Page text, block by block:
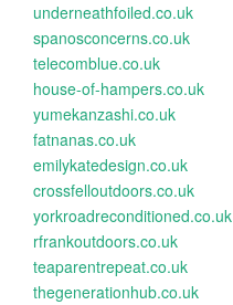
underneathfoiled.co.uk
spanosconcerns.co.uk
telecomblue.co.uk
house-of-hampers.co.uk
yumekanzashi.co.uk
fatnanas.co.uk
emilykatedesign.co.uk
crossfelloutdoors.co.uk
yorkroadreconditioned.co.uk
rfrankoutdoors.co.uk
teaparentrepeat.co.uk
thegenerationhub.co.uk